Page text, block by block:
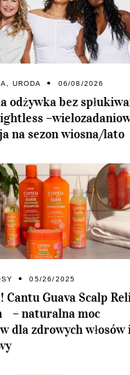
URODA 06/08/2026
odżywka bez
na sezon wiosna/lato
05/26/2025
Cantu Guava Scalp
– naturalna moc
dla zdrowych włosów